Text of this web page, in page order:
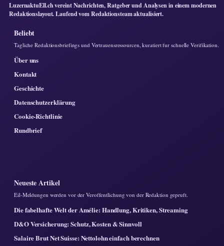
LuzernaktuEll.ch vereint Nachrichten, Ratgeber und Analysen in einem modernen
Redaktionslayout. Laufend vom Redaktionsteam aktualisiert.
Beliebt
Tagliche Redaktionsbriefings und Vertrauensressourcen, kuratiert fur schnelle Verifikation.
Über uns
Kontakt
Geschichte
Datenschutzerklärung
Cookie-Richtlinie
Rundbrief
Neueste Artikel
Eil-Meldungen werden vor der Veroffentlichung von der Redaktion gepruft.
Die fabelhafte Welt der Amélie: Handlung, Kritiken, Streaming
D&O Versicherung: Schutz, Kosten & Sinnvoll
Salaire Brut Net Suisse: Nettolohn einfach berechnen